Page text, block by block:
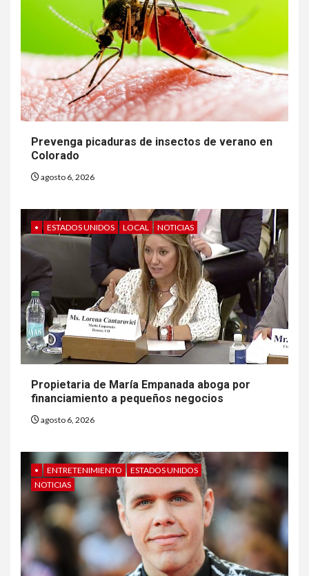
Prevenga picaduras de insectos de verano en
Colorado
agosto 6, 2026
• ESTADOS UNIDOS LOCAL NOTICIAS
Propietaria de María Empanada aboga por
financiamiento a pequeños negocios
agosto 6, 2026
• ENTRETENIMIENTO
ESTADOS UNIDOS
NOTICIAS
6
HOGAR Y SALUD
Insistir también tiene su
precio
7 • ESTADOS UNIDOS
HOGAR Y SALUD
en Michigan
ESTADOS UNIDOS HOGAR Y SALUD
NOTICIAS
Más casos de sarampión en
EEUU este año que en 2025